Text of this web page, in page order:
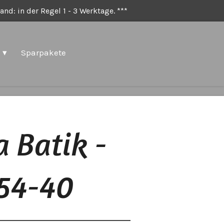
in der Regel 1 - 3 Werktage. ***
Sparpakete
Batik -
40